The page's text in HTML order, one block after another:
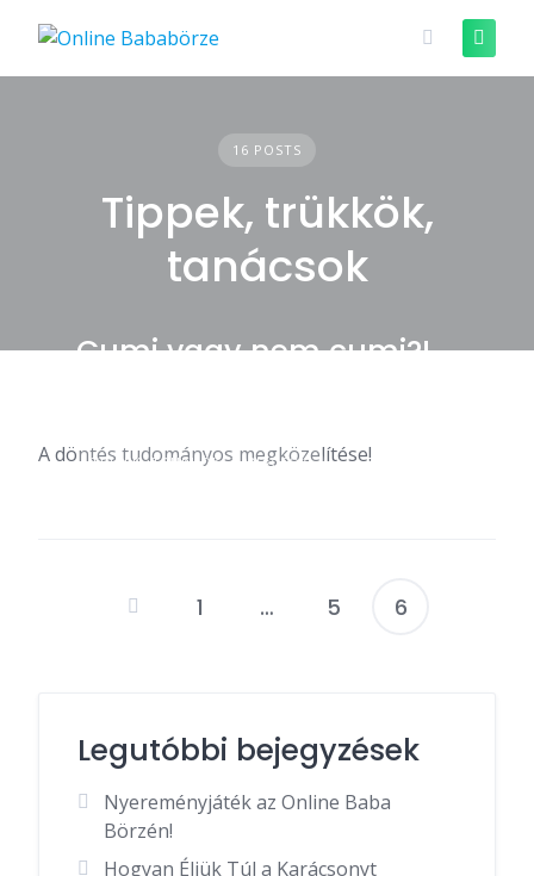
content
16 POSTS
Tippek, trükkök,
tanácsok
TIPPEK, TRÜKKÖK, TANÁCSOK
Cumi vagy nem cumi?!
A döntés tudományos megközelítése!
Bejegyzések
1 … 5 6
Legutóbbi bejegyzések
Nyereményjáték az Online Baba
Börzén!
Hogyan Éljük Túl a Karácsonyt